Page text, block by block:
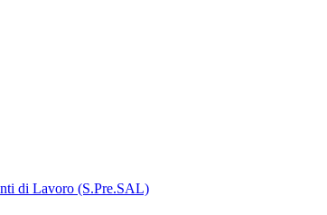
di Lavoro (S.Pre.SAL)